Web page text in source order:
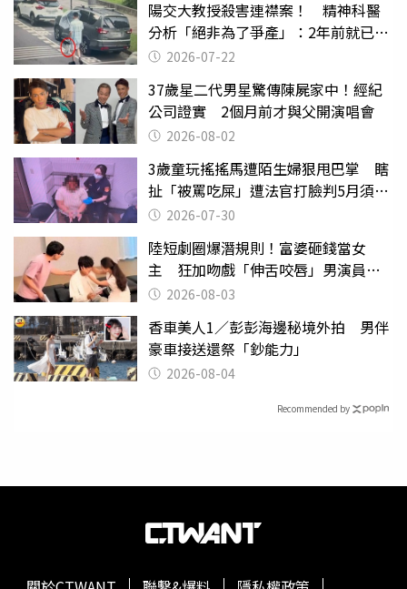
陽交大教授殺害連襟案！ 精神科醫
分析「絕非為了爭產」：2年前就已言
行詭異
2026-07-22
37歲星二代男星驚傳陳屍家中！經紀
公司證實 2個月前才與父開演唱會
2026-08-02
3歲童玩搖搖馬遭陌生婦狠甩巴掌 瞎
扯「被罵吃屎」遭法官打臉判5月須入
監 2026-07-30
陸短劇圈爆潛規則！富婆砸錢當女
主 狂加吻戲「伸舌咬唇」男演員崩
潰 2026-08-03
香車美人1／彭彭海邊秘境外拍 男伴
豪車接送還祭「鈔能力」
2026-08-04
Recommended by